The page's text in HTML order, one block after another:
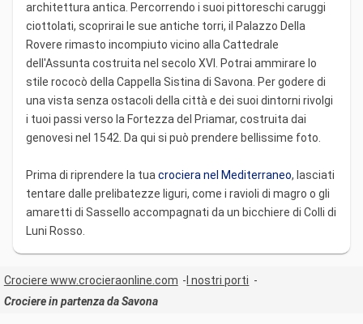
architettura antica. Percorrendo i suoi pittoreschi caruggi
ciottolati, scoprirai le sue antiche torri, il Palazzo Della
Rovere rimasto incompiuto vicino alla Cattedrale
dell'Assunta costruita nel secolo XVI. Potrai ammirare lo
stile rococò della Cappella Sistina di Savona. Per godere di
una vista senza ostacoli della città e dei suoi dintorni rivolgi
i tuoi passi verso la Fortezza del Priamar, costruita dai
genovesi nel 1542. Da qui si può prendere bellissime foto.
Prima di riprendere la tuacrociera nel Mediterraneo, lasciati
tentare dalle prelibatezze liguri, come i ravioli di magro o gli
amaretti di Sassello accompagnati da un bicchiere di Colli di
Luni Rosso.
Crociere www.crocieraonline.com
I nostri porti
Crociere in partenza da Savona